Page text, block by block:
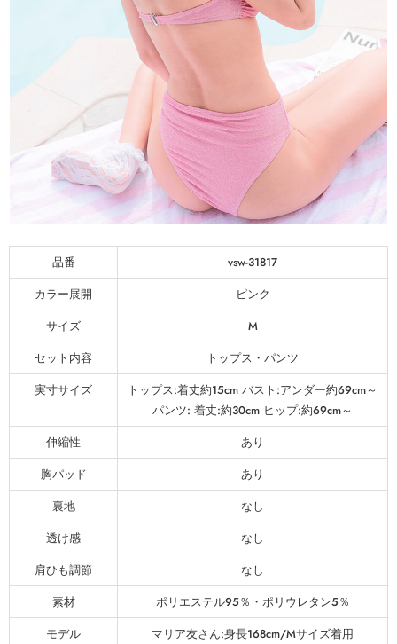
品番
vsw-31817
カラー展開
ピンク
サイズ
M
セット内容
トップス・パンツ
実寸サイズ
トップス:着丈約15cm バスト:アンダー約69cm～
パンツ: 着丈:約30cm ヒップ:約69cm～
伸縮性
あり
胸パッド
あり
裏地
なし
透け感
なし
肩ひも調節
なし
素材
ポリエステル95％・ポリウレタン5％
モデル
マリア友さん:身長168cm/Mサイズ着用